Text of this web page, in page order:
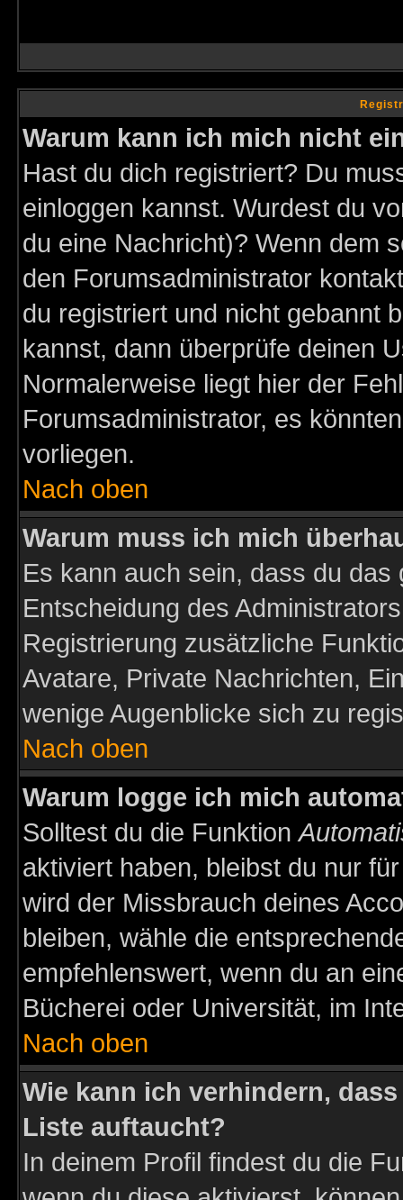
Warum kann ich mich nicht
Hast du dich registriert? Du
einloggen kannst. Wurdest du
du eine Nachricht)? Wenn dem
den Forumsadministrator
du registriert und nicht gebannt
kannst, dann überprüfe deinen
Normalerweise liegt hier der
Forumsadministrator, es
vorliegen.
Nach oben
Warum muss ich mich
Es kann auch sein, dass du
Entscheidung des
Registrierung zusätzliche
Avatare, Private Nachrichten,
wenige Augenblicke sich zu
Nach oben
Warum logge ich mich
Solltest du die Funktion
aktiviert haben, bleibst du nur
wird der Missbrauch deines
bleiben, wähle die
empfehlenswert, wenn du an
Bücherei oder Universität, im
Nach oben
Wie kann ich verhindern,
Liste auftaucht?
In deinem Profil findest du die